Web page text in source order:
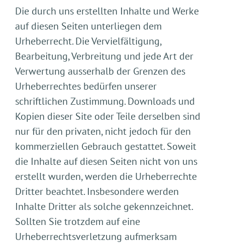
Die durch uns erstellten Inhalte und Werke
auf diesen Seiten unterliegen dem
Urheberrecht. Die Vervielfältigung,
Bearbeitung, Verbreitung und jede Art der
Verwertung ausserhalb der Grenzen des
Urheberrechtes bedürfen unserer
schriftlichen Zustimmung. Downloads und
Kopien dieser Site oder Teile derselben sind
nur für den privaten, nicht jedoch für den
kommerziellen Gebrauch gestattet. Soweit
die Inhalte auf diesen Seiten nicht von uns
erstellt wurden, werden die Urheberrechte
Dritter beachtet. Insbesondere werden
Inhalte Dritter als solche gekennzeichnet.
Sollten Sie trotzdem auf eine
Urheberrechtsverletzung aufmerksam